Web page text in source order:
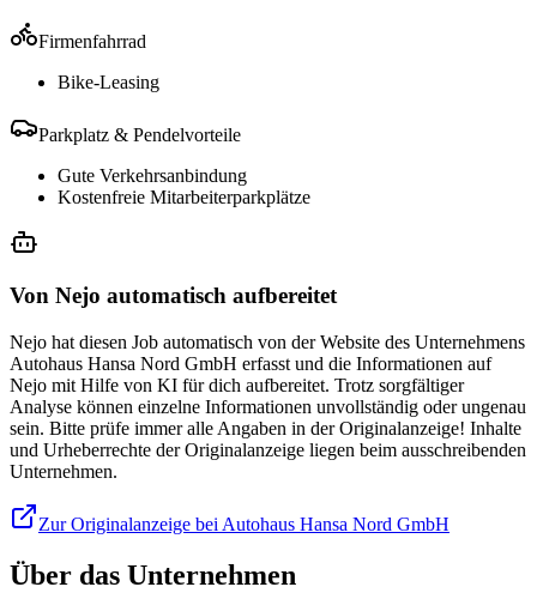
Firmenfahrrad
Bike-Leasing
Parkplatz & Pendelvorteile
Gute Verkehrsanbindung
Kostenfreie Mitarbeiterparkplätze
Von Nejo automatisch aufbereitet
Nejo hat diesen Job automatisch von der Website des Unternehmens
Autohaus Hansa Nord GmbH erfasst und die Informationen auf
Nejo mit Hilfe von KI für dich aufbereitet. Trotz sorgfältiger
Analyse können einzelne Informationen unvollständig oder ungenau
sein. Bitte prüfe immer alle Angaben in der Originalanzeige! Inhalte
und Urheberrechte der Originalanzeige liegen beim ausschreibenden
Unternehmen.
Zur Originalanzeige bei Autohaus Hansa Nord GmbH
Über das Unternehmen